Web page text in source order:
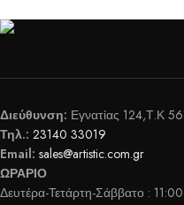
Διεύθυνση: Εγνατίας 124,Τ.Κ
Τηλ.: 23140 33019
Email: sales@artistic.com.gr
ΩΡΑΡΙΟ
Δευτέρα-Τετάρτη-Σάββατο :